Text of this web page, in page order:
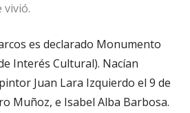
vivió.
es declarado Monumento
Interés Cultural). Nacían
Juan Lara Izquierdo el 9 de
Muñoz, e Isabel Alba Barbosa.